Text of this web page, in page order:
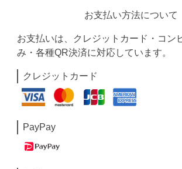
お支払い方法について
お支払いは、クレジットカード・コン
み・各種QR決済に対応しています。
クレジットカード
PayPay